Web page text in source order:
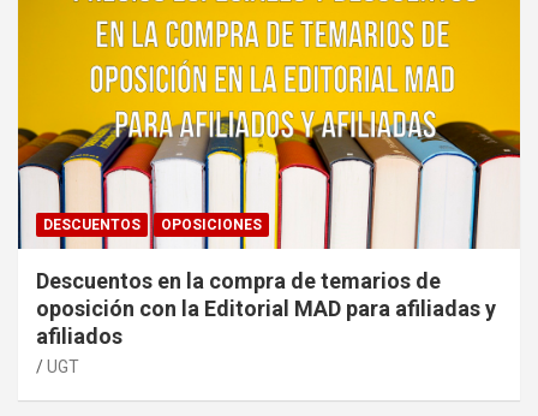
DESCUENTOS OPOSICIONES
Descuentos en la compra de temarios de
oposición con la Editorial MAD para afiliadas y
afiliados
UGT